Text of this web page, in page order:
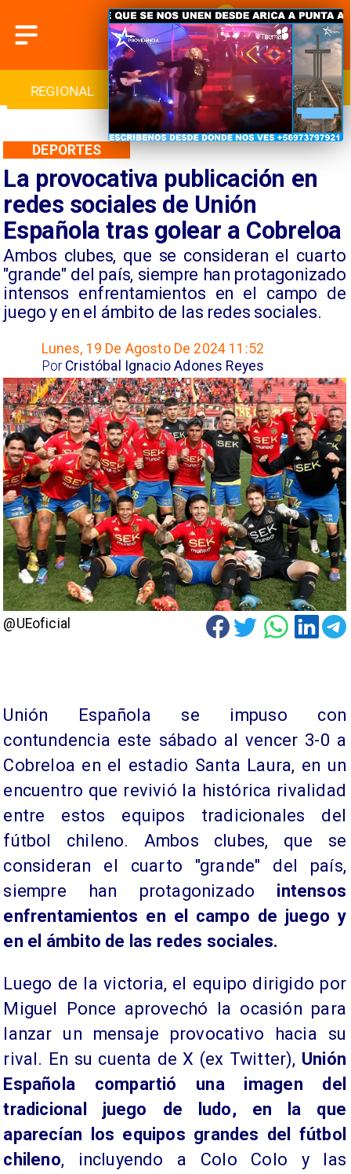
INTERNACIONAL DEPORTES CULTURA
La provocativa publicación en
redes sociales de Unión
Española tras golear a Cobreloa
Ambos clubes, que se consideran el cuarto
"grande" del país, siempre han protagonizado
intensos enfrentamientos en el campo de
juego y en el ámbito de las redes sociales.
DEPORTES
Lunes, 19 De Agosto De 2024 11:52
Cristóbal Ignacio Adones Reyes
Por
@UEoficial
Unión Española se impuso con
contundencia este sábado al vencer 3-0 a
Cobreloa en el estadio Santa Laura, en un
encuentro que revivió la histórica rivalidad
entre estos equipos tradicionales del
fútbol chileno. Ambos clubes, que se
consideran el cuarto "grande" del país,
siempre han protagonizado intensos
enfrentamientos en el campo de juego y
en el ámbito de las redes sociales.
Luego de la victoria, el equipo dirigido por
Miguel Ponce aprovechó la ocasión para
lanzar un mensaje provocativo hacia su
rival. En su cuenta de X (ex Twitter), Unión
Española compartió una imagen del
tradicional juego de ludo, en la que
aparecían los equipos grandes del fútbol
chileno, incluyendo a Colo Colo y las